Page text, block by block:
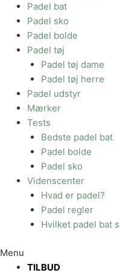
Padel bat
Padel sko
Padel bolde
Padel tøj
Padel tøj dame
Padel tøj herre
Padel udstyr
Mærker
Tests
Bedste padel bat
Padel bolde
Padel sko
Videnscenter
Hvad er padel?
Padel regler
Hvilket padel bat
Menu
TILBUD